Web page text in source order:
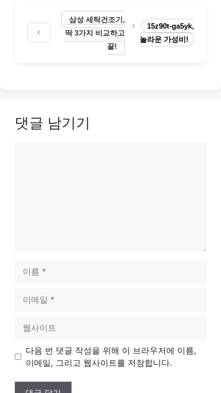
삼성 세탁건조기,
딱 3가지 비교하고
끝!
15z90t-ga5yk,
놀라운 가성비!
댓글 남기기
트
다음 번 댓글 작성을 위해 이 브라우저에 이름,
이메일, 그리고 웹사이트를 저장합니다.